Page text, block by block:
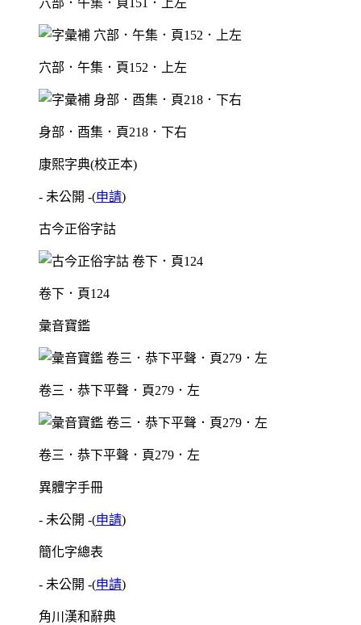
穴部．午集．頁151．上左
穴部．午集．頁152．上左
身部．酉集．頁218．下右
康熙字典(校正本)
- 未公開 -(申請)
古今正俗字詁
卷下．頁124
彙音寶鑑
卷三．恭下平聲．頁279．左
卷三．恭下平聲．頁279．左
異體字手冊
- 未公開 -(申請)
簡化字總表
- 未公開 -(申請)
角川漢和辭典